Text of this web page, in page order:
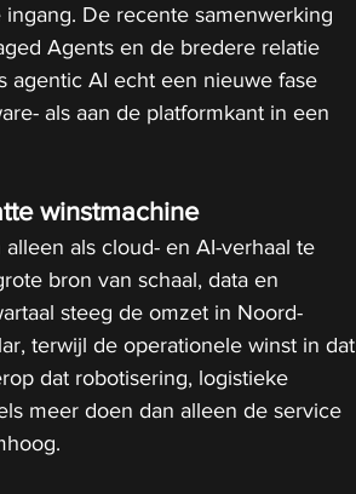
De recente samenwerking
Agents en de bredere relatie
agentic AI echt een nieuwe fase
als aan de platformkant in een
winstmachine
als cloud- en AI-verhaal te
bron van schaal, data en
steeg de omzet in Noord-
terwijl de operationele winst in dat
dat robotisering, logistieke
meer doen dan alleen de service